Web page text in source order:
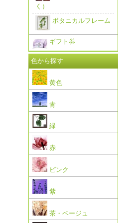
く）
ボタニカルフレーム
ギフト券
色から探す
黄色
青
緑
赤
ピンク
紫
茶・ベージュ